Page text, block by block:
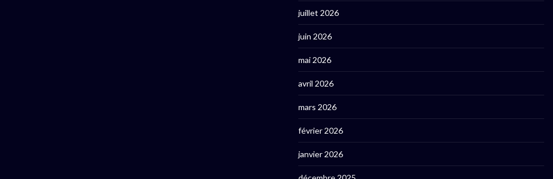
juillet 2026
juin 2026
mai 2026
avril 2026
mars 2026
février 2026
janvier 2026